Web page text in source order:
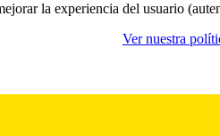
la experiencia del usuario
Ver nuestra